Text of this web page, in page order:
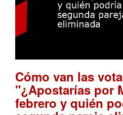
Cómo van las
"¿Apostarías por
febrero y quién